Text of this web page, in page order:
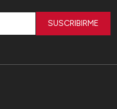
SUSCRIBIRME